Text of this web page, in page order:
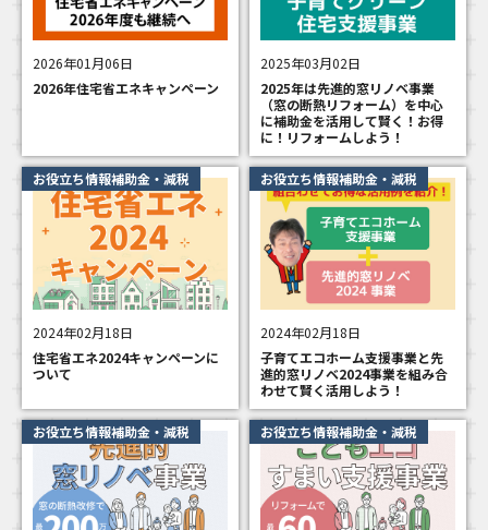
2026年01月06日
2026年住宅省エネキャンペーン
2025年03月02日
2025年は先進的窓リノベ事業
（窓の断熱リフォーム）を中心
に補助金を活用して賢く！お得
に！リフォームしよう！
お役立ち情報補助金・減税
2024年02月18日
住宅省エネ2024キャンペーンに
ついて
お役立ち情報補助金・減税
2024年02月18日
子育てエコホーム支援事業と先
進的窓リノベ2024事業を組み合
わせて賢く活用しよう！
お役立ち情報補助金・減税 お役立ち情報補助金・減税